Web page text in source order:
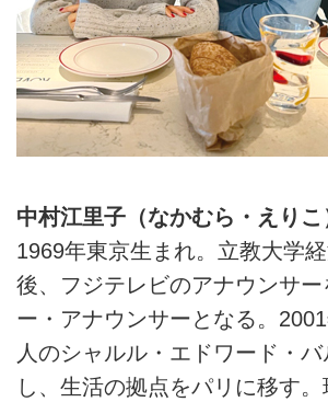
中村江里子（なかむら・えりこ
1969年東京生まれ。立教大学
後、フジテレビのアナウンサー
ー・アナウンサーとなる。
人のシャルル・エドワード・
し、生活の拠点をパリに移す。